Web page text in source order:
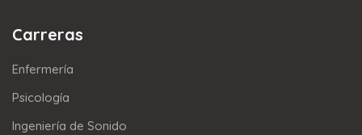
Carreras
Enfermería
Psicología
Ingeniería de Sonido